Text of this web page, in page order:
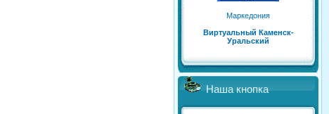
Маркедония
Виртуальный Каменск-
Уральский
Наша кнопка